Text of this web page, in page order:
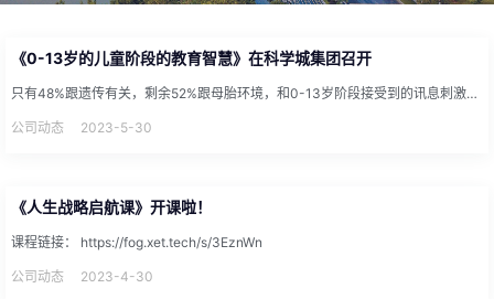
《0-13岁的儿童阶段的教育智慧》在科学城集团召开
只有48%跟遗传有关，剩余52%跟母胎环境，和0-13岁阶段接受到的讯息刺激有关。 ——匹兹堡大学 ——康奈尔...
公司动态 2023-5-30
《人生战略启航课》开课啦！
课程链接： https://fog.xet.tech/s/3EznWn
公司动态 2023-4-30